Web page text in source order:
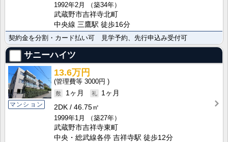
1992年2月
（築34年）
武蔵野市吉祥寺北町
中央線 三鷹駅 徒歩16分
契約金を分割・カード払い可 見学予約、先行申込み受付可
サニーハイツ
マンション
13.6万円
3000円
1ヶ月
1ヶ月
2DK
46.75㎡
1999年1月
（築27年）
武蔵野市吉祥寺東町
中央・総武線各停 吉祥寺駅 徒歩12分